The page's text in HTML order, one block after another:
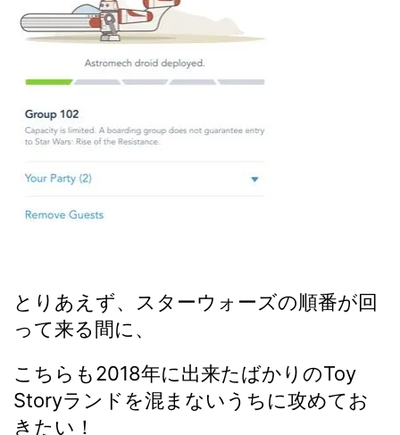
とりあえず、スターウォーズの順番が回
って来る間に、
こちらも2018年に出来たばかりのToy
Storyランドを混まないうちに攻めてお
きたい！